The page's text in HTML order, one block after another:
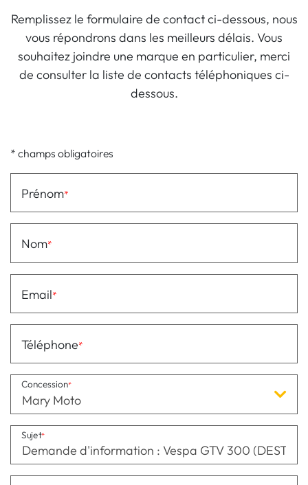
Remplissez le formulaire de contact ci-dessous, nous
vous répondrons dans les meilleurs délais. Vous
souhaitez joindre une marque en particulier, merci
de consulter la liste de contacts téléphoniques ci-
dessous.
* champs obligatoires
Prénom
Nom
Email
Téléphone
Mary Moto
Concession
Sujet